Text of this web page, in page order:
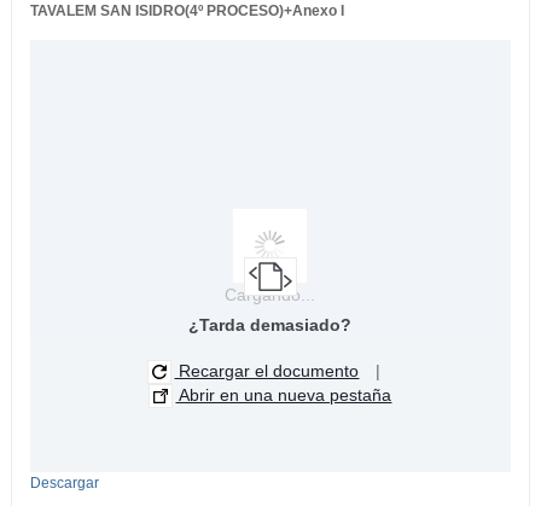
TAVALEM SAN ISIDRO(4º PROCESO)+Anexo I
Cargando...
¿Tarda demasiado?
Recargar el documento
|
Abrir en una nueva pestaña
Descargar